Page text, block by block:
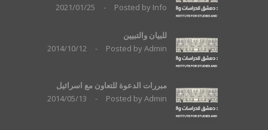
Posted by Info
-
2021/01/25
للبيان والتبيين
Posted byAdmin
-
2014/10/12
مبررات الدعوة للتعاون مع اسرائيل
Posted byAdmin
-
2014/05/13